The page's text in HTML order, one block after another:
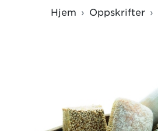
Hjem Oppskrifter